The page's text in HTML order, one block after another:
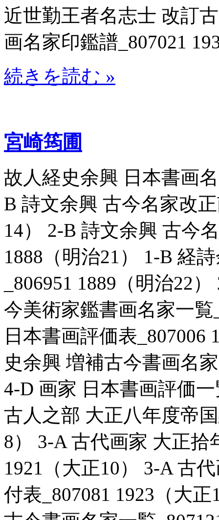
近世勤王者名志士 改訂
画名家印鑑譜_807021
続きを読む »
宮崎筠圃
故人経史余興 日本書画
B 詩文余興 古今名家改
14） 2-B 詩文余興 古今
1888（明治21） 1-B 経
_806951 1889（明治22
今美術家鑑書画名家一覧
日本書画評価表_807006
史余興 増補古今書画名
4-D 画家 日本書画評価
古人之部 大正八年度帝
8） 3-A 古代画家 大正拾
1921（大正10） 3-A 古
付表_807081 1923（大